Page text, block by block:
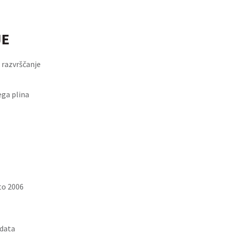
plina
2006